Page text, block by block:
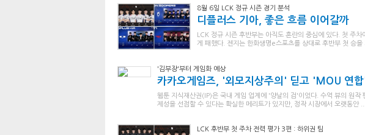
8월 6일 LCK 정규 시즌 경기 분석
디플러스 기아, 좋은 흐름 이어갈까
LCK 정규 시즌 후반부는 아직도 혼란의 중심에 있다. 첫 주
게 패했다. 젠지는 한화생명e스포츠를 상대로 후반부 첫 승을
'김부장'부터 게임화 예상
카카오게임즈, '외모지상주의' 딛고 'MOU 연
웹툰 지식재산권(IP)은 국내 게임 업계에 '양날의 검'이었다. 수억 뷰의 원작
제성을 선점할 수 있다는 확실한 메리트가 있지만, 정작 시장에서 오랫동안 ...
LCK 후반부 첫 주차 전력 평가 3편 : 하위권 팀